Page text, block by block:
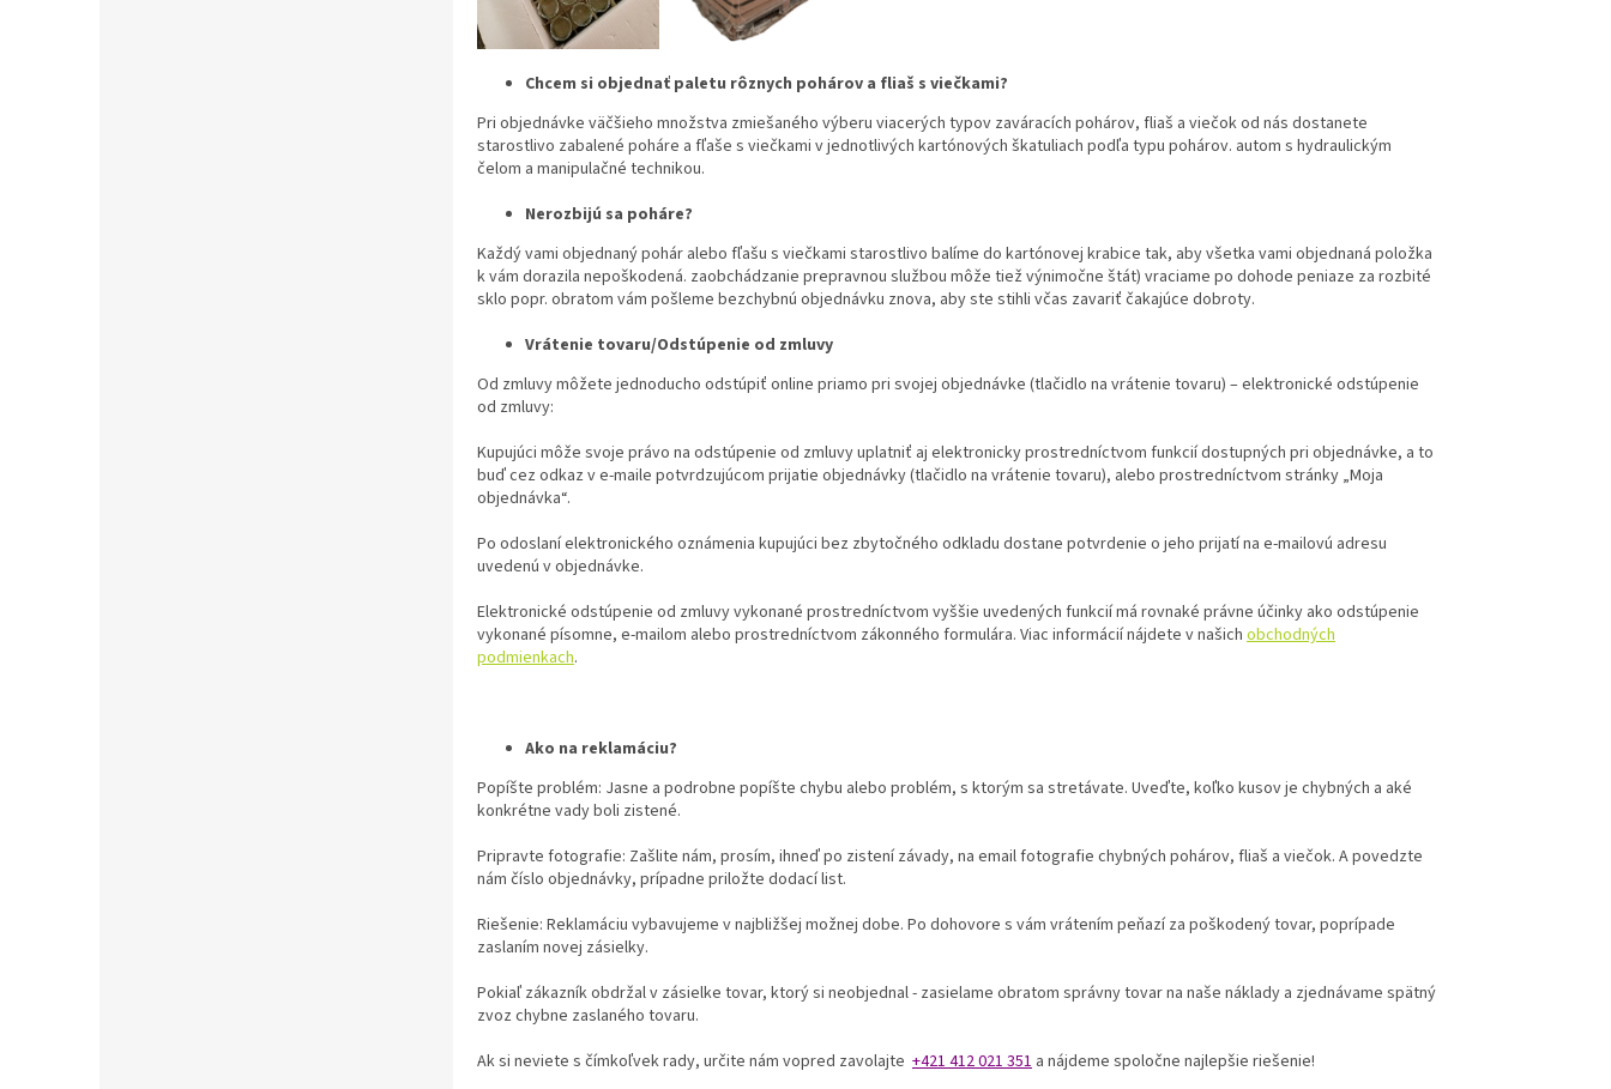
Chcem si objednať paletu rôznych pohárov a fliaš s viečkami?
Pri objednávke väčšieho množstva zmiešaného výberu viacerých typov zaváracích pohárov, fliaš a viečok od nás dostanete
starostlivo zabalené poháre a fľaše s viečkami v jednotlivých kartónových škatuliach podľa typu pohárov. autom s hydraulickým
čelom a manipulačné technikou.
Nerozbijú sa poháre?
Každý vami objednaný pohár alebo fľašu s viečkami starostlivo balíme do kartónovej krabice tak, aby všetka vami objednaná položka
k vám dorazila nepoškodená. zaobchádzanie prepravnou službou môže tiež výnimočne štát) vraciame po dohode peniaze za rozbité
sklo popr. obratom vám pošleme bezchybnú objednávku znova, aby ste stihli včas zavariť čakajúce dobroty.
Vrátenie tovaru/Odstúpenie od zmluvy
Od zmluvy môžete jednoducho odstúpiť online priamo pri svojej objednávke (tlačidlo na vrátenie tovaru) – elektronické odstúpenie
od zmluvy:
Kupujúci môže svoje právo na odstúpenie od zmluvy uplatniť aj elektronicky prostredníctvom funkcií dostupných pri objednávke, a to
buď cez odkaz v e-maile potvrdzujúcom prijatie objednávky (tlačidlo na vrátenie tovaru), alebo prostredníctvom stránky „Moja
objednávka“.
Po odoslaní elektronického oznámenia kupujúci bez zbytočného odkladu dostane potvrdenie o jeho prijatí na e-mailovú adresu
uvedenú v objednávke.
Elektronické odstúpenie od zmluvy vykonané prostredníctvom vyššie uvedených funkcií má rovnaké právne účinky ako odstúpenie
vykonané písomne, e-mailom alebo prostredníctvom zákonného formulára. Viac informácií nájdete v našich obchodných
podmienkach.
Ako na reklamáciu?
Popíšte problém: Jasne a podrobne popíšte chybu alebo problém, s ktorým sa stretávate. Uveďte, koľko kusov je chybných a aké
konkrétne vady boli zistené.
Pripravte fotografie: Zašlite nám, prosím, ihneď po zistení závady, na email fotografie chybných pohárov, fliaš a viečok. A povedzte
nám číslo objednávky, prípadne priložte dodací list.
Riešenie: Reklamáciu vybavujeme v najbližšej možnej dobe. Po dohovore s vám vrátením peňazí za poškodený tovar, poprípade
zaslaním novej zásielky.
Pokiaľ zákazník obdržal v zásielke tovar, ktorý si neobjednal - zasielame obratom správny tovar na naše náklady a zjednávame spätný
zvoz chybne zaslaného tovaru.
Ak si neviete s čímkoľvek rady, určite nám vopred zavolajte +421 412 021 351 a nájdeme spoločne najlepšie riešenie!